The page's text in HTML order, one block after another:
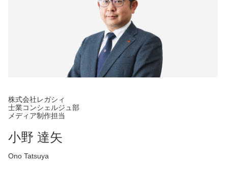
株式会社レガシィ
士業コンシェルジュ部
メディア制作担当
小野 達矢
Ono Tatsuya